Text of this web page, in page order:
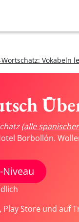
Vokabeln
(alle
Borbollón.
Niveau
Play Store und auf